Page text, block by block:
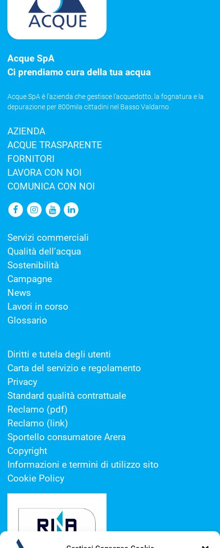
Acque SpA
Ci prendiamo cura della tua acqua
Acque SpA è l’azienda che gestisce l’acquedotto, la fognatura e la
depurazione per 800mila cittadini nel Basso Valdarno
AZIENDA
ACQUE TRASPARENTE
FORNITORI
LAVORA CON NOI
COMUNICA CON NOI
Servizi commerciali
Qualità dell’acqua
Sostenibilità
Campagne
News
Lavori in corso
Glossario
Diritti e tutela degli utenti
Carta del servizio e regolamento
Privacy
Standard qualità contrattuale
Reclamo (pdf)
Reclamo (link)
Sportello consumatore Arera
Copyright
Informazioni e termini di utilizzo sito
Cookie Policy